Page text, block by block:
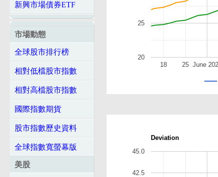
新興市場債券ETF
市場動態
全球股市排行榜
相對低檔股市指數
相對高檔股市指數
國際指數期貨
股市指數歷史資料
全球指數寬螢幕版
美股
June
18 25
20
25
Deviation
42.5
45.0